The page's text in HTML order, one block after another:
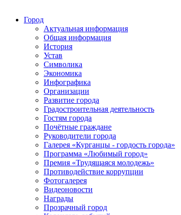
Город
Актуальная информация
Общая информация
История
Устав
Символика
Экономика
Инфографика
Организации
Развитие города
Градостроительная деятельность
Гостям города
Почётные граждане
Руководители города
Галерея «Курганцы - гордость города»
Программа «Любимый город»
Премия «Трудящаяся молодежь»
Противодействие коррупции
Фотогалерея
Видеоновости
Награды
Прозрачный город